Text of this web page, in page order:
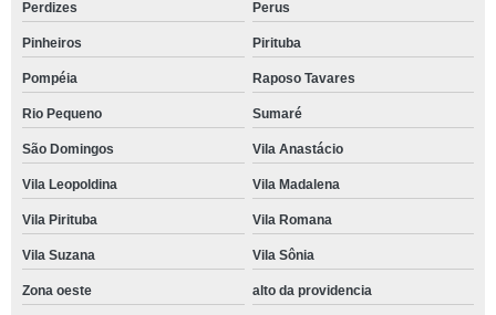
Perdizes Perus
Pinheiros Pirituba
Pompéia Raposo Tavares
Rio Pequeno Sumaré
São Domingos Vila Anastácio
Vila Leopoldina Vila Madalena
Vila Pirituba Vila Romana
Vila Suzana Vila Sônia
Zona oeste alto da providencia